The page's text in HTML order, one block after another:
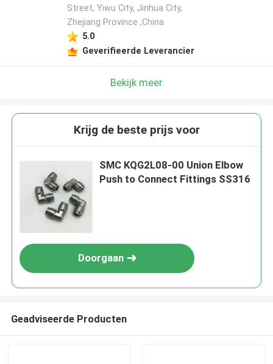
Street, Yiwu City, Jinhua City,
Zhejiang Province ,China
5.0
Geverifieerde Leverancier
Bekijk meer
Krijg de beste prijs voor
SMC KQG2L08-00 Union Elbow
Push to Connect Fittings SS316
Doorgaan
Geadviseerde Producten